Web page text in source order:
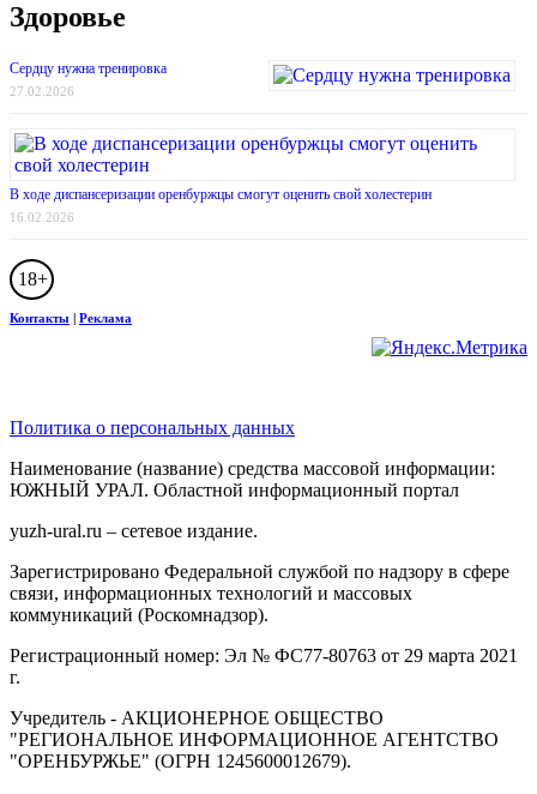
Здоровье
Сердцу нужна тренировка
27.02.2026
В ходе диспансеризации оренбуржцы смогут оценить свой холестерин
16.02.2026
18+
Контакты | Реклама
Политика о персональных данных
Наименование (название) средства массовой информации:
ЮЖНЫЙ УРАЛ. Областной информационный портал
yuzh-ural.ru – сетевое издание.
Зарегистрировано Федеральной службой по надзору в сфере
связи, информационных технологий и массовых
коммуникаций (Роскомнадзор).
Регистрационный номер: Эл № ФС77-80763 от 29 марта 2021
г.
Учредитель - АКЦИОНЕРНОЕ ОБЩЕСТВО
"РЕГИОНАЛЬНОЕ ИНФОРМАЦИОННОЕ АГЕНТСТВО
"ОРЕНБУРЖЬЕ" (ОГРН 1245600012679).